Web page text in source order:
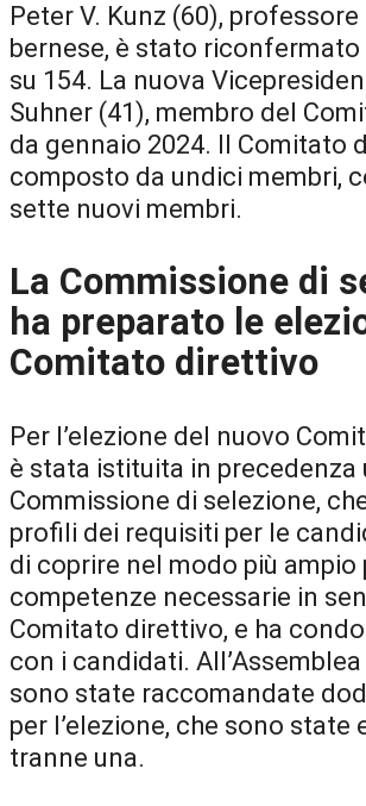
Peter V. Kunz (60),
bernese, è stato riconfermato
su 154. La nuova
Suhner (41), membro del
da gennaio 2024. Il Comitato
composto da undici membri,
sette nuovi membri.
La Commissione di
ha preparato le
Comitato direttivo
Per l’elezione del nuovo
è stata istituita in precedenza
Commissione di selezione,
profili dei requisiti per le
di coprire nel modo più ampio
competenze necessarie in
Comitato direttivo, e ha
con i candidati.
sono state raccomandate
per l’elezione, che sono state
tranne una.